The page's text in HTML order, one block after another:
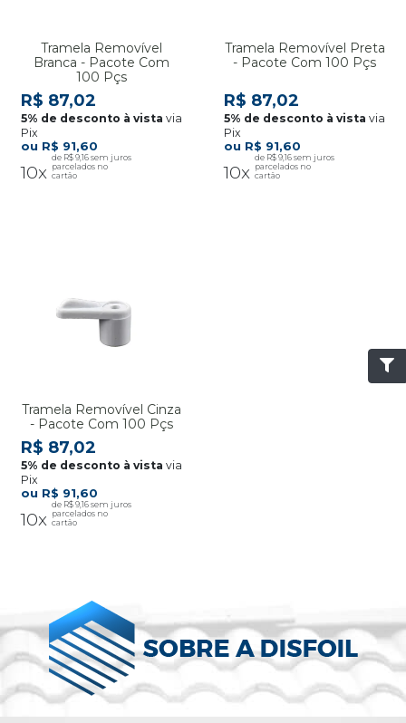
Tramela Removível
Branca - Pacote Com
100 Pçs
R$ 91,60
10x
R$ 9,16
R$ 87,02
via
Pix
Tramela Removível Preta
- Pacote Com 100 Pçs
R$ 91,60
10x
R$ 9,16
R$ 87,02
via
Pix
Tramela Removível Cinza
- Pacote Com 100 Pçs
R$ 91,60
10x
R$ 9,16
R$ 87,02
via
Pix